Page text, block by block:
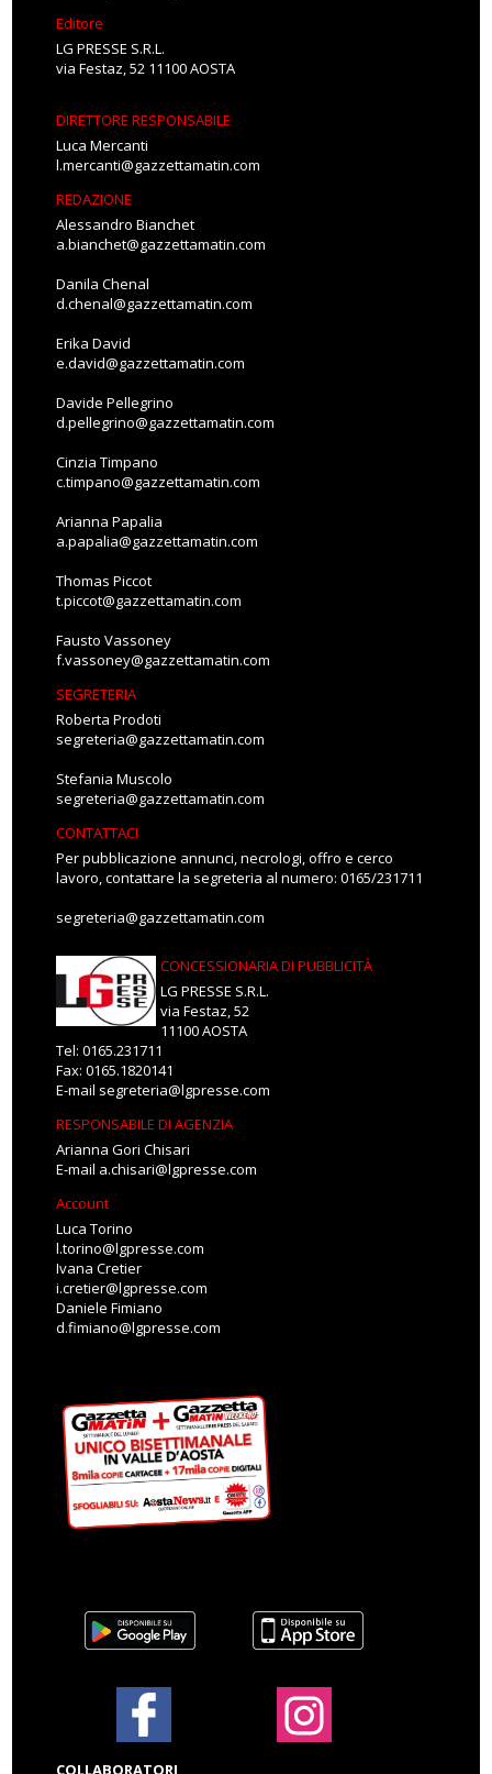
Editore
LG PRESSE S.R.L.
via Festaz, 52 11100 AOSTA
DIRETTORE RESPONSABILE
Luca Mercanti
l.mercanti@gazzettamatin.com
REDAZIONE
Alessandro Bianchet
a.bianchet@gazzettamatin.com
Danila Chenal
d.chenal@gazzettamatin.com
Erika David
e.david@gazzettamatin.com
Davide Pellegrino
d.pellegrino@gazzettamatin.com
Cinzia Timpano
c.timpano@gazzettamatin.com
Arianna Papalia
a.papalia@gazzettamatin.com
Thomas Piccot
t.piccot@gazzettamatin.com
Fausto Vassoney
f.vassoney@gazzettamatin.com
SEGRETERIA
Roberta Prodoti
segreteria@gazzettamatin.com
Stefania Muscolo
segreteria@gazzettamatin.com
CONTATTACI
Per pubblicazione annunci, necrologi, offro e cerco
lavoro, contattare la segreteria al numero: 0165/231711
segreteria@gazzettamatin.com
CONCESSIONARIA DI PUBBLICITÀ
LG PRESSE S.R.L.
via Festaz, 52
11100 AOSTA
Tel: 0165.231711
Fax: 0165.1820141
E-mail segreteria@lgpresse.com
RESPONSABILE DI AGENZIA
Arianna Gori Chisari
E-mail a.chisari@lgpresse.com
Account
Luca Torino
l.torino@lgpresse.com
Ivana Cretier
i.cretier@lgpresse.com
Daniele Fimiano
d.fimiano@lgpresse.com
COLLABORATORI